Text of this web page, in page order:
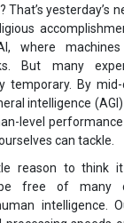
yesterday’s
where
But many
temporary. By
intelligence
level
can tackle.
reason to think
free of many
intelligence.